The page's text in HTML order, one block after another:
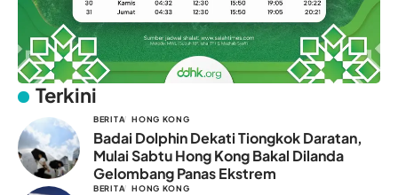
Terkini
BERITA HONG KONG
Badai Dolphin Dekati Tiongkok Daratan,
Mulai Sabtu Hong Kong Bakal Dilanda
Gelombang Panas Ekstrem
BERITA HONG KONG